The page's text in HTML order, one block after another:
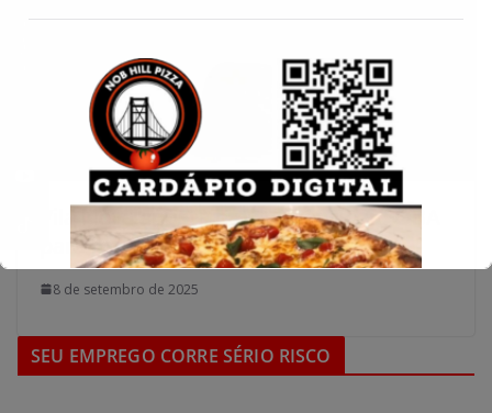
Vila Nova aposta em sequência no OBA
para retomar fôlego na Série B
8 de setembro de 2025
SEU EMPREGO CORRE SÉRIO RISCO